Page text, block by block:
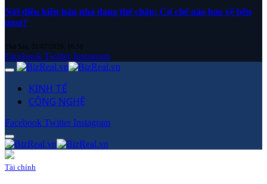
Nới điều kiện bán nhà đang thế chấp: Cơ chế nào bảo vệ bên
mua?
Thứ Sáu, 31/07/2026, 16:50
Facebook Twitter Instagram
KINH TẾ
CÔNG NGHỆ
Facebook Twitter Instagram
Tài chính